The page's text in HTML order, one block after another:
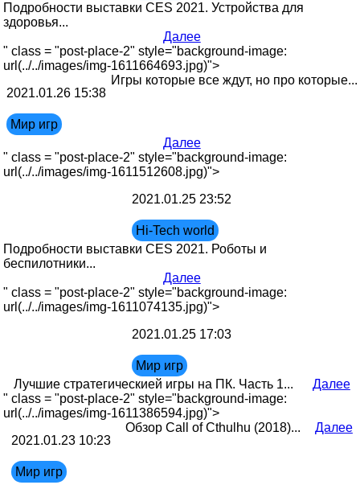
Подробности выставки CES 2021. Устройства для
здоровья...
Далее
" class = "post-place-2" style="background-image:
url(../../images/img-1611664693.jpg)">
2021.01.26 15:38
Мир игр
Игры которые все ждут, но про которые...
Далее
" class = "post-place-2" style="background-image:
url(../../images/img-1611512608.jpg)">
2021.01.25 23:52
Hi-Tech world
Подробности выставки CES 2021. Роботы и
беспилотники...
Далее
" class = "post-place-2" style="background-image:
url(../../images/img-1611074135.jpg)">
2021.01.25 17:03
Мир игр
Лучшие стратегическией игры на ПК. Часть 1...
Далее
" class = "post-place-2" style="background-image:
url(../../images/img-1611386594.jpg)">
2021.01.23 10:23
Мир игр
Обзор Call of Cthulhu (2018)... Далее